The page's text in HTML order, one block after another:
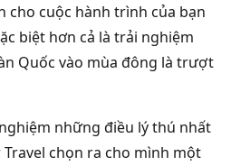
cho cuộc hành trình của bạn
biệt hơn cả là trải nghiệm
Quốc vào mùa đông là trượt
những điều lý thú nhất
chọn ra cho mình một